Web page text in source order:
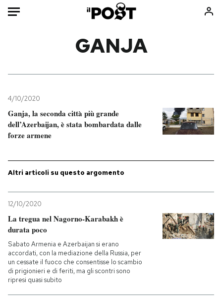
Mondo
Politica
Tecnologia
Internet
Cultura
Consumismi
Storie/Idee
PODCAST
NEWSLETTER
GANJA
4/10/2020
Ganja, la seconda città più grande
dell’Azerbaijan, è stata bombardata dalle
forze armene
Altri articoli su questo argomento
12/10/2020
La tregua nel Nagorno-Karabakh è
durata poco
Sabato Armenia e Azerbaijan si erano
accordati, con la mediazione della Russia, per
un cessate il fuoco che consentisse lo scambio
di prigionieri e di feriti, ma gli scontri sono
ripresi quasi subito